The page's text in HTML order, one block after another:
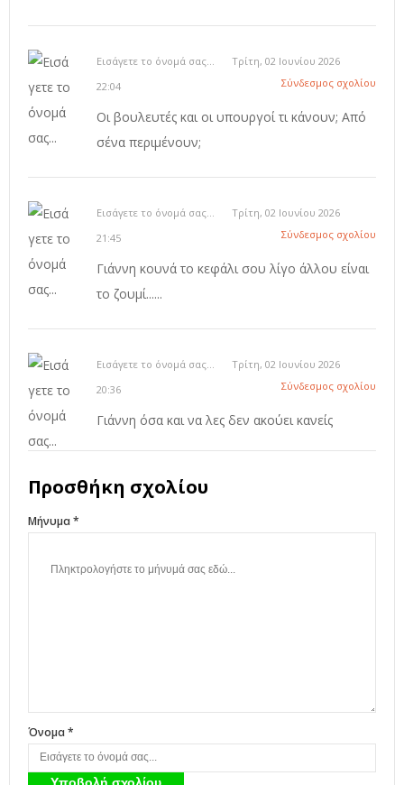
Εισάγετε το όνομά σας...
Τρίτη, 02 Ιουνίου 2026
22:04
Σύνδεσμος σχολίου
Οι βουλευτές και οι υπουργοί τι κάνουν; Από
σένα περιμένουν;
Εισάγετε το όνομά σας...
Τρίτη, 02 Ιουνίου 2026
21:45
Σύνδεσμος σχολίου
Γιάννη κουνά το κεφάλι σου λίγο άλλου είναι
το ζουμί......
Εισάγετε το όνομά σας...
Τρίτη, 02 Ιουνίου 2026
20:36
Σύνδεσμος σχολίου
Γιάννη όσα και να λες δεν ακούει κανείς
Προσθήκη σχολίου
Μήνυμα *
Όνομα *